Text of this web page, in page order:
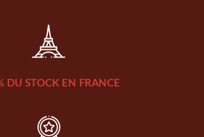
DU STOCK EN FRANCE